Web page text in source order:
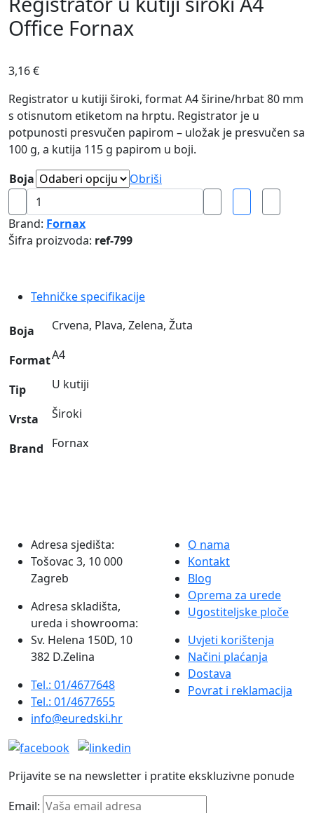
Office Fornax
3,16€
Registrator u kutiji široki, format A4 širine/hrbat 80 mm
s otisnutom etiketom na hrptu. Registrator je u
potpunosti presvučen papirom – uložak je presvučen sa
100 g, a kutija 115 g papirom u boji.
Boja
Obriši
Registrator
u
kutiji
široki
Fornax
Brand: Fornax
Šifra proizvoda: ref-799
Tehničke specifikacije
Boja Crvena, Plava, Zelena, Žuta
FormatA4
Tip U kutiji
Vrsta Široki
Brand Fornax
Adresa sjedišta:
Tošovac 3, 10 000
Zagreb
Adresa skladišta,
ureda i showrooma:
Sv. Helena 150D, 10
382 D.Zelina
Tel.: 01/4677648
Tel.: 01/4677655
info@euredski.hr
O nama
Kontakt
Blog
Oprema za urede
Ugostiteljske ploče
Uvjeti korištenja
Načini plaćanja
Dostava
Povrat i reklamacija
Prijavite se na newsletter i pratite ekskluzivne ponude
Email: